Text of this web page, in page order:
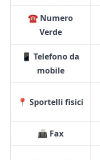
☎️ Numero
Verde
📱 Telefono da
mobile
📍 Sportelli fisici
📠 Fax